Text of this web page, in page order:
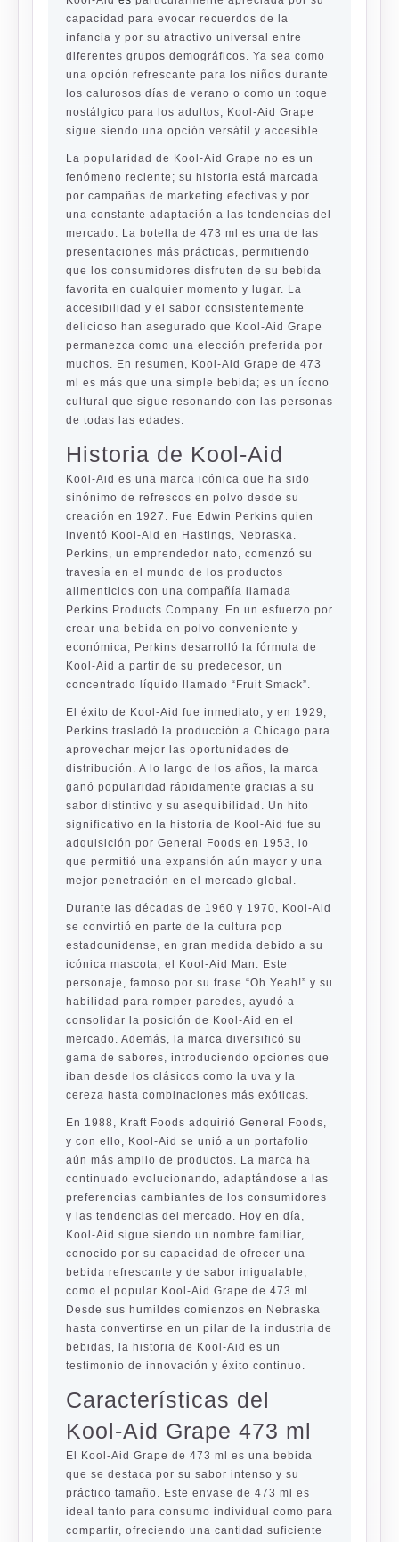
capacidad para evocar recuerdos de la
infancia y por su atractivo universal entre
diferentes grupos demográficos. Ya sea como
una opción refrescante para los niños durante
los calurosos días de verano o como un toque
nostálgico para los adultos, Kool-Aid Grape
sigue siendo una opción versátil y accesible.
La popularidad de Kool-Aid Grape no es un
fenómeno reciente; su historia está marcada
por campañas de marketing efectivas y por
una constante adaptación a las tendencias del
mercado. La botella de 473 ml es una de las
presentaciones más prácticas, permitiendo
que los consumidores disfruten de su bebida
favorita en cualquier momento y lugar. La
accesibilidad y el sabor consistentemente
delicioso han asegurado que Kool-Aid Grape
permanezca como una elección preferida por
muchos. En resumen, Kool-Aid Grape de 473
ml es más que una simple bebida; es un ícono
cultural que sigue resonando con las personas
de todas las edades.
Historia de Kool-Aid
Kool-Aid es una marca icónica que ha sido
sinónimo de refrescos en polvo desde su
creación en 1927. Fue Edwin Perkins quien
inventó Kool-Aid en Hastings, Nebraska.
Perkins, un emprendedor nato, comenzó su
travesía en el mundo de los productos
alimenticios con una compañía llamada
Perkins Products Company. En un esfuerzo por
crear una bebida en polvo conveniente y
económica, Perkins desarrolló la fórmula de
Kool-Aid a partir de su predecesor, un
concentrado líquido llamado “Fruit Smack”.
El éxito de Kool-Aid fue inmediato, y en 1929,
Perkins trasladó la producción a Chicago para
aprovechar mejor las oportunidades de
distribución. A lo largo de los años, la marca
ganó popularidad rápidamente gracias a su
sabor distintivo y su asequibilidad. Un hito
significativo en la historia de Kool-Aid fue su
adquisición por General Foods en 1953, lo
que permitió una expansión aún mayor y una
mejor penetración en el mercado global.
Durante las décadas de 1960 y 1970, Kool-Aid
se convirtió en parte de la cultura pop
estadounidense, en gran medida debido a su
icónica mascota, el Kool-Aid Man. Este
personaje, famoso por su frase “Oh Yeah!” y su
habilidad para romper paredes, ayudó a
consolidar la posición de Kool-Aid en el
mercado. Además, la marca diversificó su
gama de sabores, introduciendo opciones que
iban desde los clásicos como la uva y la
cereza hasta combinaciones más exóticas.
En 1988, Kraft Foods adquirió General Foods,
y con ello, Kool-Aid se unió a un portafolio
aún más amplio de productos. La marca ha
continuado evolucionando, adaptándose a las
preferencias cambiantes de los consumidores
y las tendencias del mercado. Hoy en día,
Kool-Aid sigue siendo un nombre familiar,
conocido por su capacidad de ofrecer una
bebida refrescante y de sabor inigualable,
como el popular Kool-Aid Grape de 473 ml.
Desde sus humildes comienzos en Nebraska
hasta convertirse en un pilar de la industria de
bebidas, la historia de Kool-Aid es un
testimonio de innovación y éxito continuo.
Características del
Kool-Aid Grape 473 ml
El Kool-Aid Grape de 473 ml es una bebida
que se destaca por su sabor intenso y su
práctico tamaño. Este envase de 473 ml es
ideal tanto para consumo individual como para
compartir, ofreciendo una cantidad suficiente